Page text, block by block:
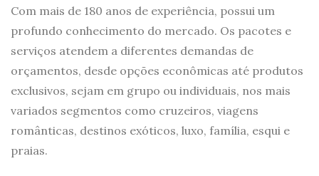
Com mais de 180 anos de experiência, possui um
profundo conhecimento do mercado. Os pacotes e
serviços atendem a diferentes demandas de
orçamentos, desde opções econômicas até produtos
exclusivos, sejam em grupo ou individuais, nos mais
variados segmentos como cruzeiros, viagens
românticas, destinos exóticos, luxo, família, esqui e
praias.